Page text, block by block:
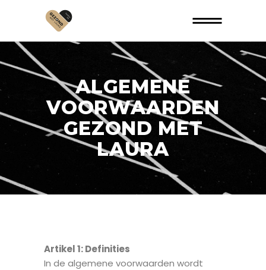
ALGEMENE
VOORWAARDEN
GEZOND MET
LAURA
Artikel 1:Definities
In de algemene voorwaarden wordt